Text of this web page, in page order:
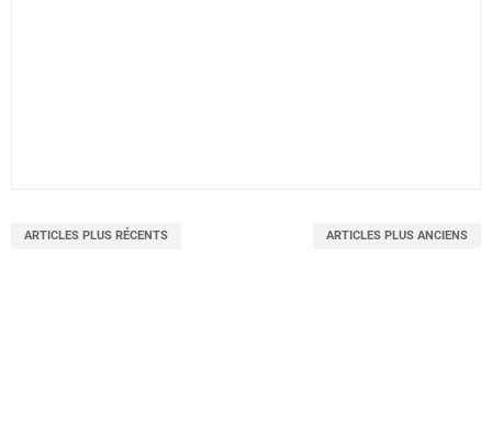
ARTICLES PLUS RÉCENTS ARTICLES PLUS ANCIENS